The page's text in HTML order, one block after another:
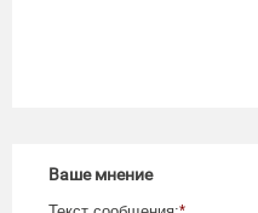
Ваше мнение